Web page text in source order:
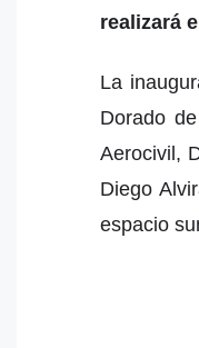
realizará
La
Dorado
Aerocivil,
Diego
espacio